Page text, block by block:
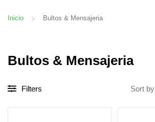
Inicio Bultos & Mensajeria
Bultos & Mensajeria
Filters Sort by